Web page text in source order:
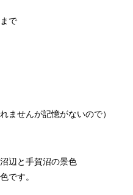
で
ませんが記憶がないので）
辺と手賀沼の景色
です。